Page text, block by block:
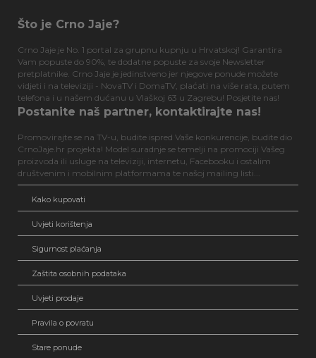
Što je Crno Jaje?
Crno Jaje je No. 1 portal za grupnu kupnju u Hrvatskoj! Garantira
Vam popuste do 90%, te dodatne popuste za svoje Newsletter
pretplatnike. Crno Jaje je jedinstveno jer njegove ponude možete
vidjeti i na televiziji - NovaTV i DomaTV, plaćati na više rata, putem
telefona i u našem dućanu u Vlaškoj 63 u Zagrebu! Posjetite nas!
Postanite naš partner, kontaktirajte nas!
Promovirajte se na TV-u, budite ispred Vaše konkurencije, budite dio
CrnoJaje.hr projekta! Model suradnje se temelji na promociji Vašeg
proizvoda ili usluge na televiziji, internetu, Facebooku i ostalim
društvenim i mobilnim platformama te našoj mailing listi...
Kako kupovati
Uvjeti korištenja
Sigurnost plaćanja
Zaštita osobnih podataka
Uvjeti prodaje
Pravila o povratu
Stare ponude